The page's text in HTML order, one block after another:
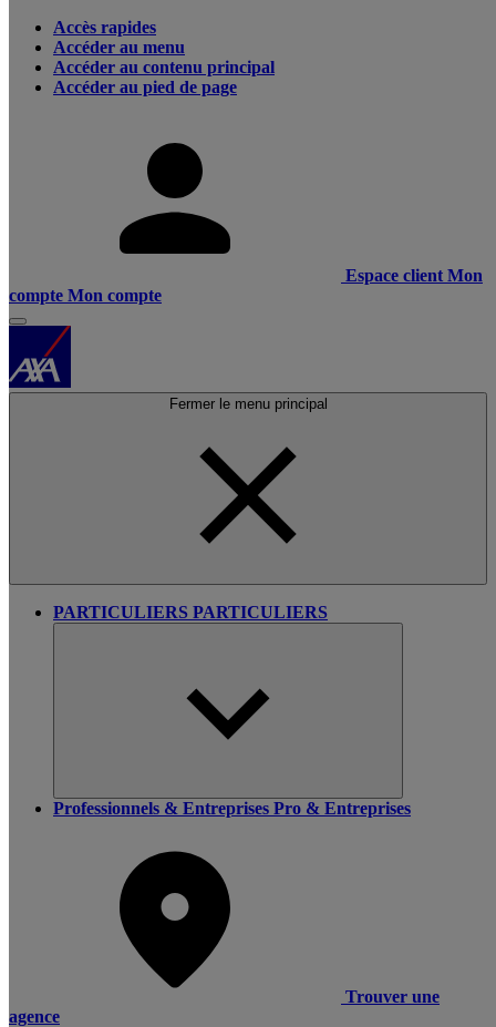
Accès rapides
Accéder au menu
Accéder au contenu principal
Accéder au pied de page
Espace client Mon
compte Mon compte
Fermer le menu principal
PARTICULIERS PARTICULIERS
Professionnels & Entreprises Pro & Entreprises
Trouver une
agence